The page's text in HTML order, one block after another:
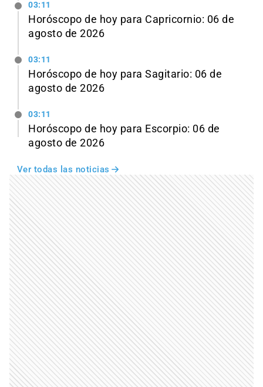
03:11
Horóscopo de hoy para Capricornio: 06 de
agosto de 2026
03:11
Horóscopo de hoy para Sagitario: 06 de
agosto de 2026
03:11
Horóscopo de hoy para Escorpio: 06 de
agosto de 2026
Ver todas las noticias